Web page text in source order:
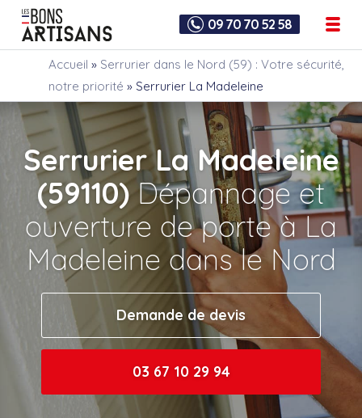
09 70 70 52 58
Accueil » Serrurier dans le Nord (59) : Votre sécurité,
notre priorité » Serrurier La Madeleine
Serrurier La Madeleine
(59110) Dépannage et
ouverture de porte à La
Madeleine dans le Nord
Demande de devis
03 67 10 29 94